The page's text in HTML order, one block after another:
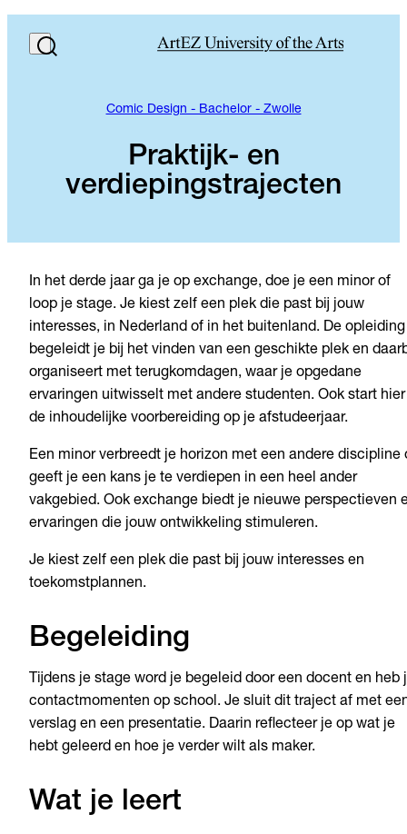
Comic Design - Bachelor - Zwolle
Praktijk- en
verdiepingstrajecten
In het derde jaar ga je op exchange, doe je een minor of
loop je stage. Je kiest zelf een plek die past bij jouw
interesses, in Nederland of in het buitenland. De opleiding
begeleidt je bij het vinden van een geschikte plek en
organiseert met terugkomdagen, waar je opgedane
ervaringen uitwisselt met andere studenten. Ook start hier
de inhoudelijke voorbereiding op je afstudeerjaar.
Een minor verbreedt je horizon met een andere discipline
geeft je een kans je te verdiepen in een heel ander
vakgebied. Ook exchange biedt je nieuwe perspectieven
ervaringen die jouw ontwikkeling stimuleren.
Je kiest zelf een plek die past bij jouw interesses en
toekomstplannen.
Begeleiding
Tijdens je stage word je begeleid door een docent en heb
contactmomenten op school. Je sluit dit traject af met
verslag en een presentatie. Daarin reflecteer je op wat je
hebt geleerd en hoe je verder wilt als maker.
Wat je leert